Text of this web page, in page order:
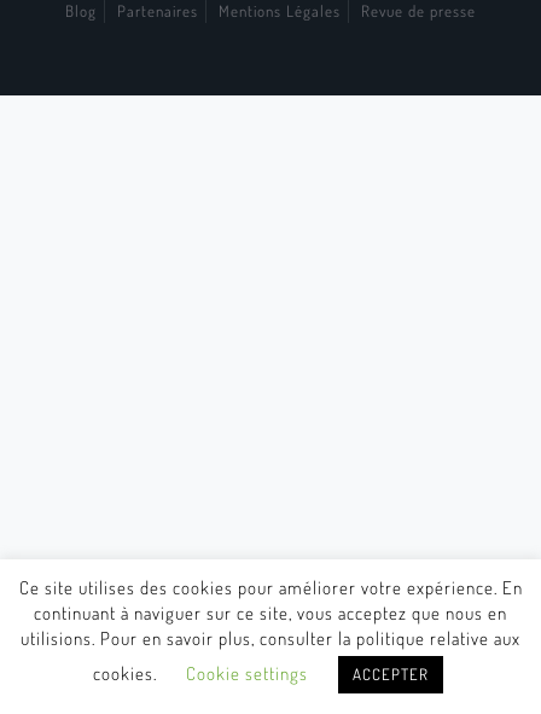
Blog Partenaires Mentions Légales Revue de presse
Ce site utilises des cookies pour améliorer votre expérience. En
continuant à naviguer sur ce site, vous acceptez que nous en
utilisions. Pour en savoir plus, consulter la politique relative aux
cookies.
Cookie settings ACCEPTER